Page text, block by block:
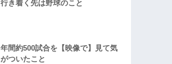
行き着く先は野球のこと
年間約500試合を【映像で】見て気
がついたこと